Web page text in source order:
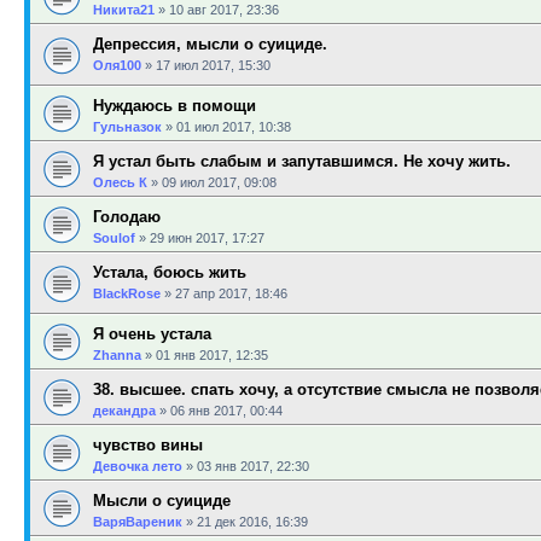
Никита21 » 10 авг 2017, 23:36
Депрессия, мысли о суициде.
Оля100 » 17 июл 2017, 15:30
Нуждаюсь в помощи
Гульназок » 01 июл 2017, 10:38
Я устал быть слабым и запутавшимся. Не хочу жить.
Олесь К » 09 июл 2017, 09:08
Голодаю
Soulof » 29 июн 2017, 17:27
Устала, боюсь жить
BlackRose » 27 апр 2017, 18:46
Я очень устала
Zhanna » 01 янв 2017, 12:35
38. высшее. спать хочу, а отсутствие смысла не
декандра » 06 янв 2017, 00:44
чувство вины
Девочка лето » 03 янв 2017, 22:30
Мысли о суициде
ВаряВареник » 21 дек 2016, 16:39